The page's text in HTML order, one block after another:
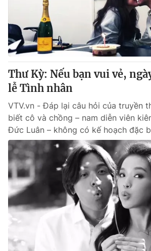
Thư Kỳ: Nếu bạn vui vẻ,
lễ Tình nhân
VTV.vn - Đáp lại câu hỏi của truyền
biết cô và chồng – nam diễn viên
Đức Luân – không có kế hoạch đặc